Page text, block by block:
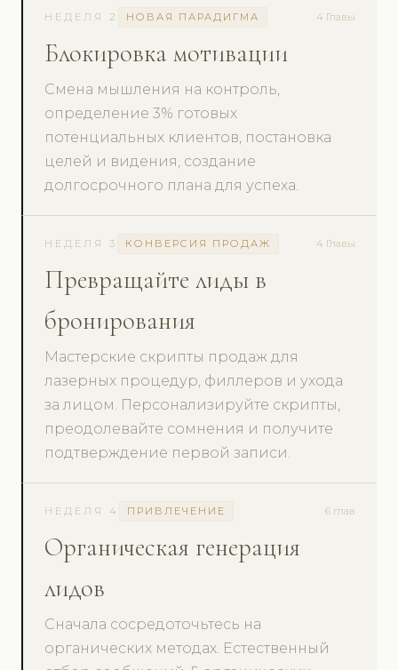
НЕДЕЛЯ 2 НОВАЯ ПАРАДИГМА 4 Главы
Блокировка мотивации
Смена мышления на контроль,
определение 3% готовых
потенциальных клиентов, постановка
целей и видения, создание
долгосрочного плана для успеха.
НЕДЕЛЯ 3 КОНВЕРСИЯ ПРОДАЖ 4 Главы
Превращайте лиды в
бронирования
Мастерские скрипты продаж для
лазерных процедур, филлеров и ухода
за лицом. Персонализируйте скрипты,
преодолевайте сомнения и получите
подтверждение первой записи.
НЕДЕЛЯ 4 ПРИВЛЕЧЕНИЕ 6 глав
Органическая генерация
лидов
Сначала сосредоточьтесь на
органических методах. Естественный